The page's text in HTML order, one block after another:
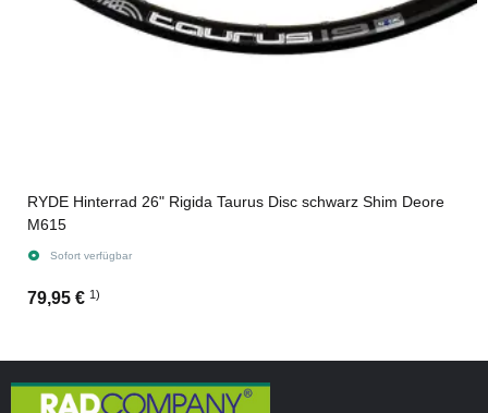
RYDE Hinterrad 26" Rigida Taurus Disc schwarz Shim Deore
M615
Sofort verfügbar
79,95 € 1)